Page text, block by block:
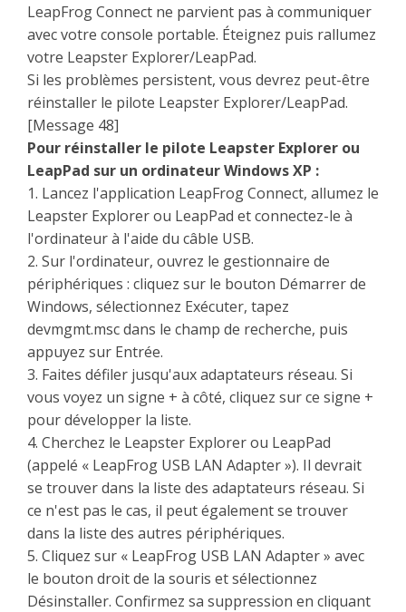
LeapFrog Connect ne parvient pas à communiquer
avec votre console portable. Éteignez puis rallumez
votre Leapster Explorer/LeapPad.
Si les problèmes persistent, vous devrez peut-être
réinstaller le pilote Leapster Explorer/LeapPad.
[Message 48]
Pour réinstaller le pilote Leapster Explorer ou
LeapPad sur un ordinateur Windows XP :
1. Lancez l'application LeapFrog Connect, allumez le
Leapster Explorer ou LeapPad et connectez-le à
l'ordinateur à l'aide du câble USB.
2. Sur l'ordinateur, ouvrez le gestionnaire de
périphériques : cliquez sur le bouton Démarrer de
Windows, sélectionnez Exécuter, tapez
devmgmt.msc dans le champ de recherche, puis
appuyez sur Entrée.
3. Faites défiler jusqu'aux adaptateurs réseau. Si
vous voyez un signe + à côté, cliquez sur ce signe +
pour développer la liste.
4. Cherchez le Leapster Explorer ou LeapPad
(appelé « LeapFrog USB LAN Adapter »). Il devrait
se trouver dans la liste des adaptateurs réseau. Si
ce n'est pas le cas, il peut également se trouver
dans la liste des autres périphériques.
5. Cliquez sur « LeapFrog USB LAN Adapter » avec
le bouton droit de la souris et sélectionnez
Désinstaller. Confirmez sa suppression en cliquant